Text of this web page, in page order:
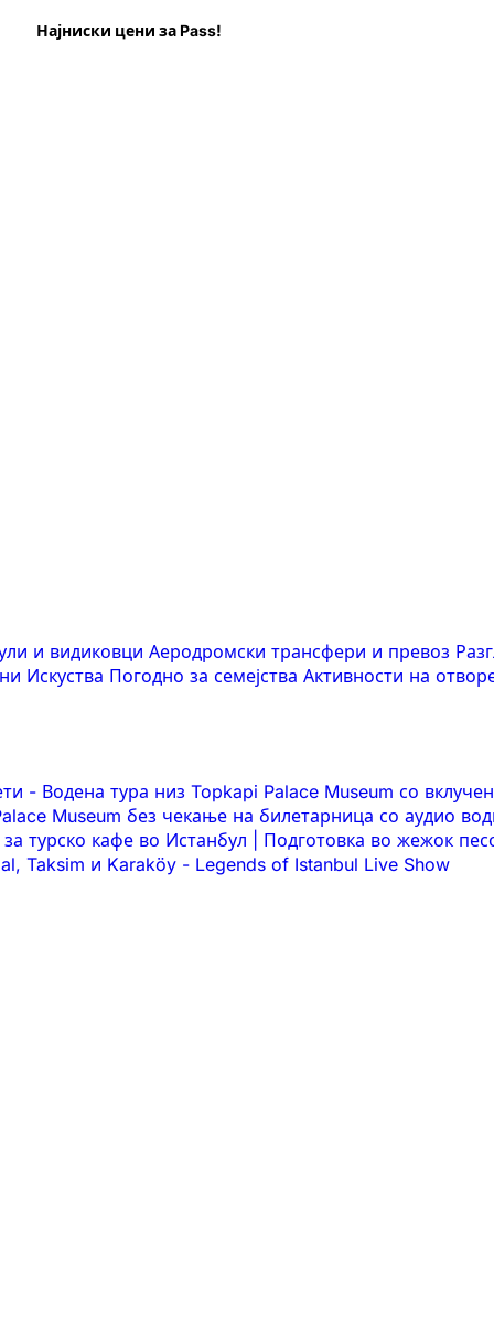
Најниски цени за Pass!
и видиковци Аеродромски трансфери и превоз
Искуства Погодно за семејства Активности на
- Водена тура низ Topkapi Palace Museum со
Museum без чекање на билетарница со аудио
турско кафе во Истанбул | Подготовка во жежок
Taksim и Karaköy - Legends of Istanbul Live Show
ЧПП